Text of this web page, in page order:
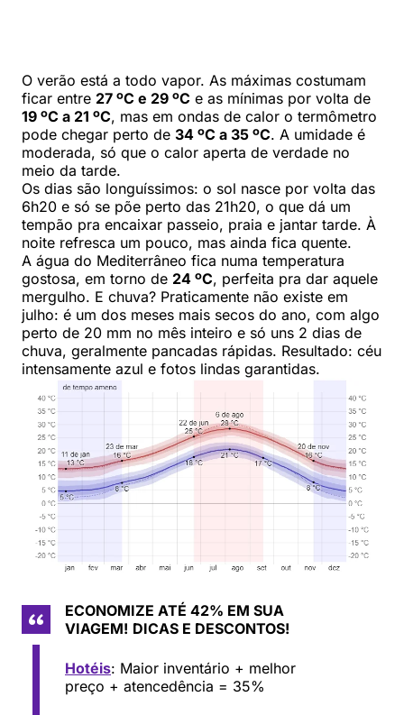
O verão está a todo vapor. As máximas costumam
ficar entre 27 ºC e 29 ºC e as mínimas por volta de
19 ºC a 21 ºC, mas em ondas de calor o termômetro
pode chegar perto de 34 ºC a 35 ºC. A umidade é
moderada, só que o calor aperta de verdade no
meio da tarde.
Os dias são longuíssimos: o sol nasce por volta das
6h20 e só se põe perto das 21h20, o que dá um
tempão pra encaixar passeio, praia e jantar tarde. À
noite refresca um pouco, mas ainda fica quente.
A água do Mediterrâneo fica numa temperatura
gostosa, em torno de 24 ºC, perfeita pra dar aquele
mergulho. E chuva? Praticamente não existe em
julho: é um dos meses mais secos do ano, com algo
perto de 20 mm no mês inteiro e só uns 2 dias de
chuva, geralmente pancadas rápidas. Resultado: céu
intensamente azul e fotos lindas garantidas.
ECONOMIZE ATÉ 42% EM SUA
VIAGEM! DICAS E DESCONTOS!
Hotéis: Maior inventário + melhor
preço + atencedência = 35%